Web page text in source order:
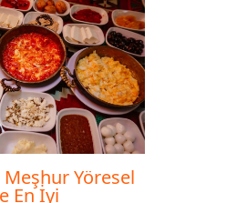
Meşhur Yöresel
En İyi